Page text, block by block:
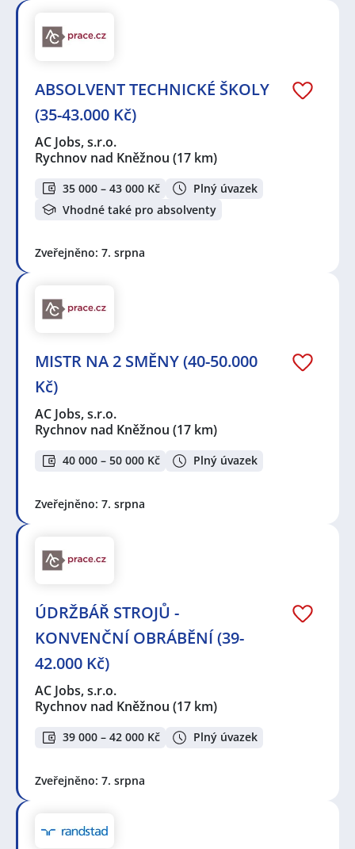
ABSOLVENT TECHNICKÉ ŠKOLY
(35-43.000 Kč)
AC Jobs, s.r.o.
Rychnov nad Kněžnou (17 km)
35 000 – 43 000 Kč
Plný úvazek
Vhodné také pro absolventy
Zveřejněno: 7. srpna
MISTR NA 2 SMĚNY (40-50.000
Kč)
AC Jobs, s.r.o.
Rychnov nad Kněžnou (17 km)
40 000 – 50 000 Kč Plný úvazek
Zveřejněno: 7. srpna
ÚDRŽBÁŘ STROJŮ -
KONVENČNÍ OBRÁBĚNÍ (39-
42.000 Kč)
AC Jobs, s.r.o.
Rychnov nad Kněžnou (17 km)
39 000 – 42 000 Kč Plný úvazek
Zveřejněno: 7. srpna